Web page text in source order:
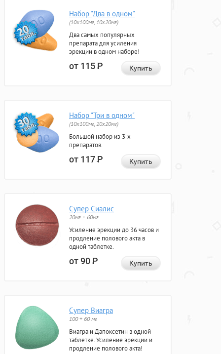
Набор "Два в одном"
(10x100мг, 10x20мг)
Два самых популярных
препарата для усиления
эрекции в одном наборе!
от 115Р Купить
Набор "Три в одном"
(10x100мг, 20x20мг)
Большой набор из 3-х
препаратов.
от 117Р Купить
Супер Сиалис
20мг + 60мг
Усиление эрекции до 36 часов и
продление полового акта в
одной таблетке.
от 90Р Купить
Супер Виагра
100 + 60 мг
Виагра и Дапоксетин в одной
таблетке. Усиление эрекции и
продление полового акта!